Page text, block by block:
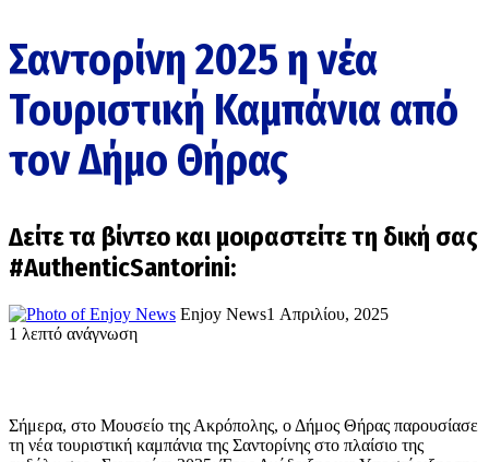
Σαντορίνη 2025 η νέα
Τουριστική Καμπάνια από
τον Δήμο Θήρας
Δείτε τα βίντεο και μοιραστείτε τη δική σας
#AuthenticSantorini:
Enjoy News1 Απριλίου, 2025
1 λεπτό ανάγνωση
Σήμερα, στο Μουσείο της Ακρόπολης, ο Δήμος Θήρας παρουσίασε
τη νέα τουριστική καμπάνια της Σαντορίνης στο πλαίσιο της